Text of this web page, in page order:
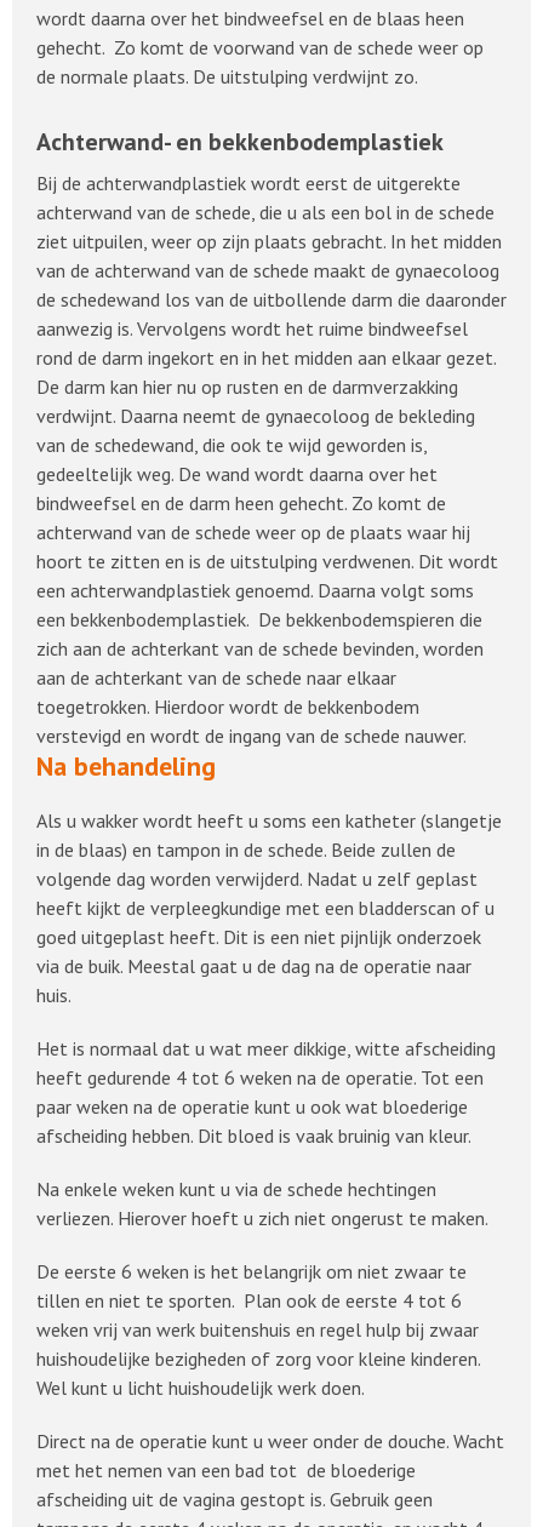
wordt daarna over het bindweefsel en de blaas heen
gehecht. Zo komt de voorwand van de schede weer op
de normale plaats. De uitstulping verdwijnt zo.
Achterwand- en bekkenbodemplastiek
Bij de achterwandplastiek wordt eerst de uitgerekte
achterwand van de schede, die u als een bol in de schede
ziet uitpuilen, weer op zijn plaats gebracht. In het midden
van de achterwand van de schede maakt de gynaecoloog
de schedewand los van de uitbollende darm die daaronder
aanwezig is. Vervolgens wordt het ruime bindweefsel
rond de darm ingekort en in het midden aan elkaar gezet.
De darm kan hier nu op rusten en de darmverzakking
verdwijnt. Daarna neemt de gynaecoloog de bekleding
van de schedewand, die ook te wijd geworden is,
gedeeltelijk weg. De wand wordt daarna over het
bindweefsel en de darm heen gehecht. Zo komt de
achterwand van de schede weer op de plaats waar hij
hoort te zitten en is de uitstulping verdwenen. Dit wordt
een achterwandplastiek genoemd. Daarna volgt soms
een bekkenbodemplastiek. De bekkenbodemspieren die
zich aan de achterkant van de schede bevinden, worden
aan de achterkant van de schede naar elkaar
toegetrokken. Hierdoor wordt de bekkenbodem
verstevigd en wordt de ingang van de schede nauwer.
Na behandeling
Als u wakker wordt heeft u soms een katheter (slangetje
in de blaas) en tampon in de schede. Beide zullen de
volgende dag worden verwijderd. Nadat u zelf geplast
heeft kijkt de verpleegkundige met een bladderscan of u
goed uitgeplast heeft. Dit is een niet pijnlijk onderzoek
via de buik. Meestal gaat u de dag na de operatie naar
huis.
Het is normaal dat u wat meer dikkige, witte afscheiding
heeft gedurende 4 tot 6 weken na de operatie. Tot een
paar weken na de operatie kunt u ook wat bloederige
afscheiding hebben. Dit bloed is vaak bruinig van kleur.
Na enkele weken kunt u via de schede hechtingen
verliezen. Hierover hoeft u zich niet ongerust te maken.
De eerste 6 weken is het belangrijk om niet zwaar te
tillen en niet te sporten. Plan ook de eerste 4 tot 6
weken vrij van werk buitenshuis en regel hulp bij zwaar
huishoudelijke bezigheden of zorg voor kleine kinderen.
Wel kunt u licht huishoudelijk werk doen.
Direct na de operatie kunt u weer onder de douche. Wacht
met het nemen van een bad tot de bloederige
afscheiding uit de vagina gestopt is. Gebruik geen